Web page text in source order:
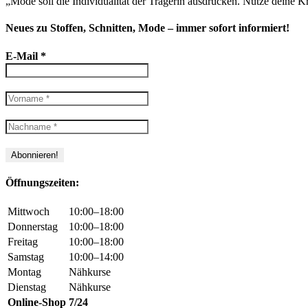
Neues zu Stoffen, Schnitten, Mode – immer sofort informiert!
E-Mail *
Öffnungszeiten:
Mittwoch
10:00–18:00
Donnerstag
10:00–18:00
Freitag
10:00–18:00
Samstag
10:00–14:00
Montag
Nähkurse
Dienstag
Nähkurse
Online-Shop 7/24